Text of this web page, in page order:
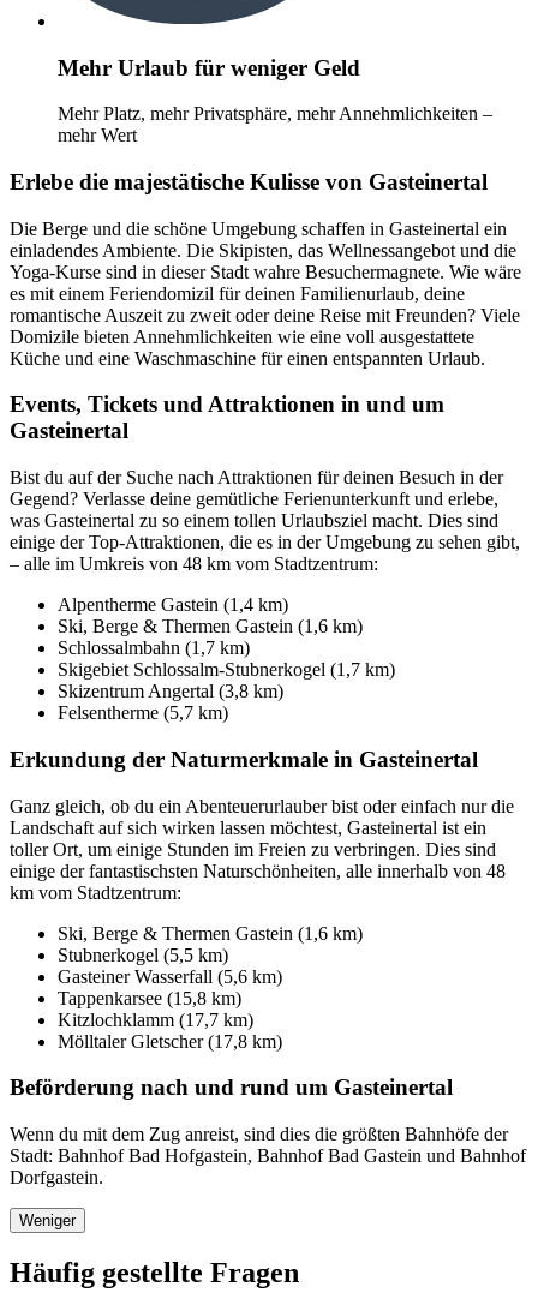
Mehr Urlaub für weniger Geld
Mehr Platz, mehr Privatsphäre, mehr Annehmlichkeiten –
mehr Wert
Erlebe die majestätische Kulisse von Gasteinertal
Die Berge und die schöne Umgebung schaffen in Gasteinertal ein
einladendes Ambiente. Die Skipisten, das Wellnessangebot und die
Yoga-Kurse sind in dieser Stadt wahre Besuchermagnete. Wie wäre
es mit einem Feriendomizil für deinen Familienurlaub, deine
romantische Auszeit zu zweit oder deine Reise mit Freunden? Viele
Domizile bieten Annehmlichkeiten wie eine voll ausgestattete
Küche und eine Waschmaschine für einen entspannten Urlaub.
Events, Tickets und Attraktionen in und um
Gasteinertal
Bist du auf der Suche nach Attraktionen für deinen Besuch in der
Gegend? Verlasse deine gemütliche Ferienunterkunft und erlebe,
was Gasteinertal zu so einem tollen Urlaubsziel macht. Dies sind
einige der Top-Attraktionen, die es in der Umgebung zu sehen gibt,
– alle im Umkreis von 48 km vom Stadtzentrum:
Alpentherme Gastein (1,4 km)
Ski, Berge & Thermen Gastein (1,6 km)
Schlossalmbahn (1,7 km)
Skigebiet Schlossalm-Stubnerkogel (1,7 km)
Skizentrum Angertal (3,8 km)
Felsentherme (5,7 km)
Erkundung der Naturmerkmale in Gasteinertal
Ganz gleich, ob du ein Abenteuerurlauber bist oder einfach nur die
Landschaft auf sich wirken lassen möchtest, Gasteinertal ist ein
toller Ort, um einige Stunden im Freien zu verbringen. Dies sind
einige der fantastischsten Naturschönheiten, alle innerhalb von 48
km vom Stadtzentrum:
Ski, Berge & Thermen Gastein (1,6 km)
Stubnerkogel (5,5 km)
Gasteiner Wasserfall (5,6 km)
Tappenkarsee (15,8 km)
Kitzlochklamm (17,7 km)
Mölltaler Gletscher (17,8 km)
Beförderung nach und rund um Gasteinertal
Wenn du mit dem Zug anreist, sind dies die größten Bahnhöfe der
Stadt: Bahnhof Bad Hofgastein, Bahnhof Bad Gastein und Bahnhof
Dorfgastein.
Weniger
Häufig gestellte Fragen